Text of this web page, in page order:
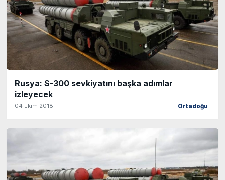
Rusya: S-300 sevkiyatını başka adımlar
izleyecek
04 Ekim 2018 Ortadoğu